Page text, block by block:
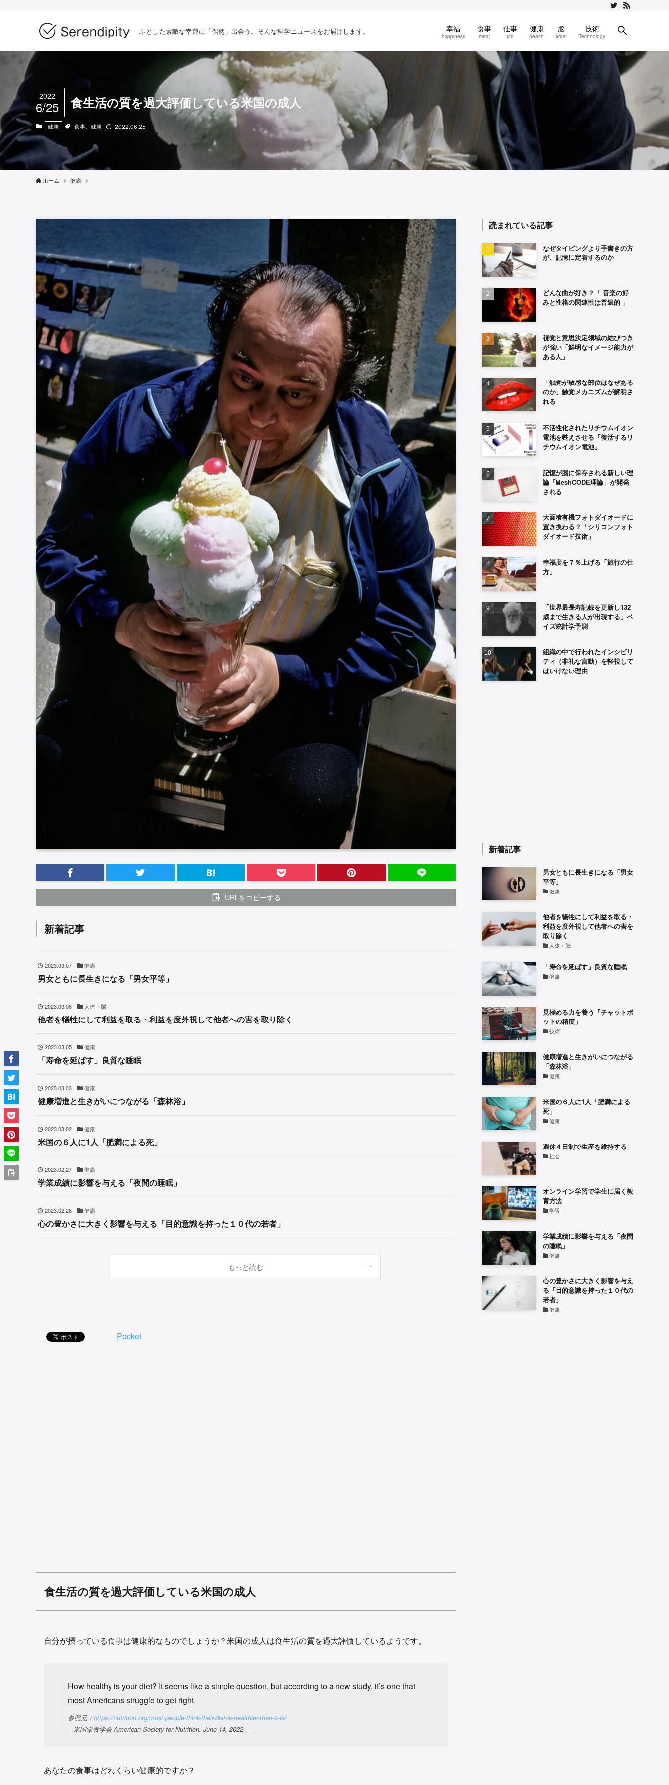
ふとした素敵な幸運に「偶然」出会う。そんな科学ニュースをお届けします。 幸福
happiness
食事
mea;
仕事
job
健康
health
脳
brain
技術
Technology
食生活の質を過大評価している米国の成人
2022
6/25
健康 食事、健康 2022.06.25
ホーム 健康
URLをコピーする
新着記事
2023.03.07 健康
男女ともに長生きになる「男女平等」
2023.03.06 人体・脳
他者を犠牲にして利益を取る・利益を度外視して他者への害を取り除く
2023.03.05 健康
「寿命を延ばす」良質な睡眠
2023.03.03 健康
健康増進と生きがいにつながる「森林浴」
2023.03.02 健康
米国の６人に1人「肥満による死」
2023.02.27 健康
学業成績に影響を与える「夜間の睡眠」
2023.02.26 健康
心の豊かさに大きく影響を与える「目的意識を持った１０代の若者」
もっと読む
Pocket
食生活の質を過大評価している米国の成人
自分が摂っている食事は健康的なものでしょうか？米国の成人は食生活の質を過大評価しているようです。
How healthy is your diet? It seems like a simple question, but according to a new study, it’s one that
most Americans struggle to get right.
参照元： https://nutrition.org/most-people-think-their-diet-is-healthier-than-it-is/
– 米国栄養学会 American Society for Nutrition. June 14, 2022 –
あなたの食事はどれくらい健康的ですか？
読まれている記事
なぜタイピングより手書きの方
が、記憶に定着するのか
どんな曲が好き？「 音楽の好
みと性格の関連性は普遍的 」
視覚と意思決定領域の結びつき
が強い「鮮明なイメージ能力が
ある人」
「触覚が敏感な部位はなぜある
のか」触覚メカニズムが解明さ
れる
不活性化されたリチウムイオン
電池を甦えさせる「復活するリ
チウムイオン電池」
記憶が脳に保存される新しい理
論「MeshCODE理論」が開発
される
大面積有機フォトダイオードに
置き換わる？「シリコンフォト
ダイオード技術」
幸福度を７％上げる「旅行の仕
方」
「世界最長寿記録を更新し132
歳まで生きる人が出現する」ベ
イズ統計学予測
組織の中で行われたインシビリ
ティ（非礼な言動）を軽視して
はいけない理由
新着記事
男女ともに長生きになる「男女
平等」
健康
他者を犠牲にして利益を取る・
利益を度外視して他者への害を
取り除く
人体・脳
「寿命を延ばす」良質な睡眠
健康
見極める力を養う「チャットボ
ットの精度」
技術
健康増進と生きがいにつながる
「森林浴」
健康
米国の６人に1人「肥満による
死」
健康
週休４日制で生産を維持する
社会
オンライン学習で学生に届く教
育方法
学習
学業成績に影響を与える「夜間
の睡眠」
健康
心の豊かさに大きく影響を与え
る「目的意識を持った１０代の
若者」
健康